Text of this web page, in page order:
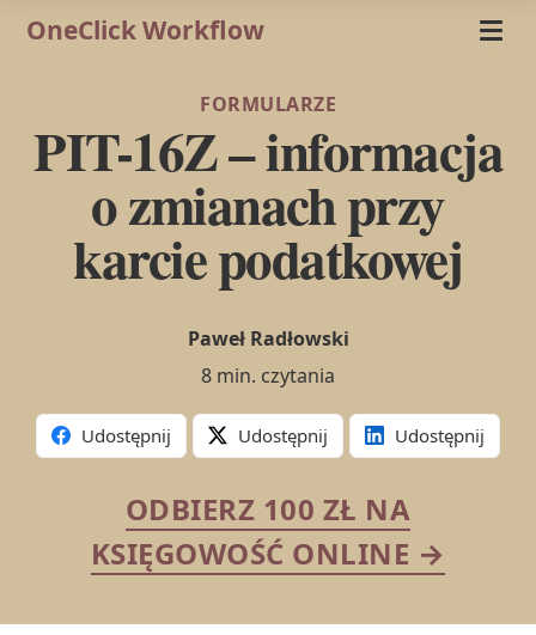
OneClick Workflow
FORMULARZE
PIT-16Z – informacja
o zmianach przy
karcie podatkowej
Paweł Radłowski
8 min. czytania
Udostępnij Udostępnij Udostępnij
ODBIERZ 100 ZŁ NA
KSIĘGOWOŚĆ ONLINE →